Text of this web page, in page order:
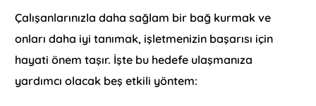
Çalışanlarınızla daha sağlam bir bağ kurmak ve
onları daha iyi tanımak, işletmenizin başarısı için
hayati önem taşır. İşte bu hedefe ulaşmanıza
yardımcı olacak beş etkili yöntem: